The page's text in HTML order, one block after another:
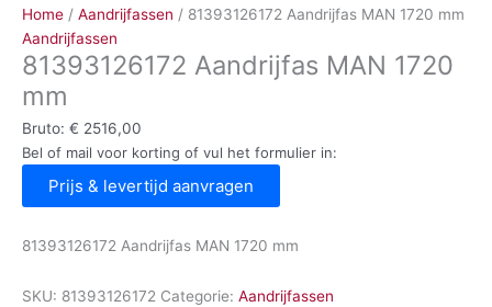
Home / Aandrijfassen / 81393126172 Aandrijfas MAN 1720 mm
Aandrijfassen
81393126172 Aandrijfas MAN 1720
mm
Bruto: € 2516,00
Bel of mail voor korting of vul het formulier in:
Prijs & levertijd aanvragen
81393126172 Aandrijfas MAN 1720 mm
SKU: 81393126172 Categorie: Aandrijfassen